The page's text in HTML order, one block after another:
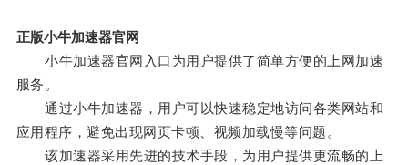
正版小牛加速器官网
小牛加速器官网入口为用户提供了简单方便的上网加速
服务。
通过小牛加速器，用户可以快速稳定地访问各类网站和
应用程序，避免出现网页卡顿、视频加载慢等问题。
该加速器采用先进的技术手段，为用户提供更流畅的上